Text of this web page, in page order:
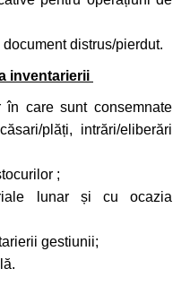
distrus/pierdut.
inventarierii
în care sunt consemnate
plăți, intrări/eliberări
;
lunar și cu ocazia
gestiunii;